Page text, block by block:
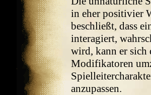
in eher positivier
beschließt, dass
interagiert,
wird, kann er sich
Modifikatoren
anzupassen.